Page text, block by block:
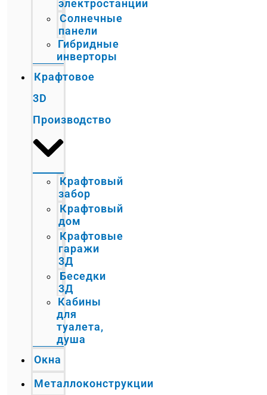
электростанции
Солнечные
панели
Гибридные
инверторы
Крафтовое
3D
Производство
Крафтовый
забор
Крафтовый
дом
Крафтовые
гаражи
3Д
Беседки
3Д
Кабины
для
туалета,
душа
Окна
Металлоконструкции